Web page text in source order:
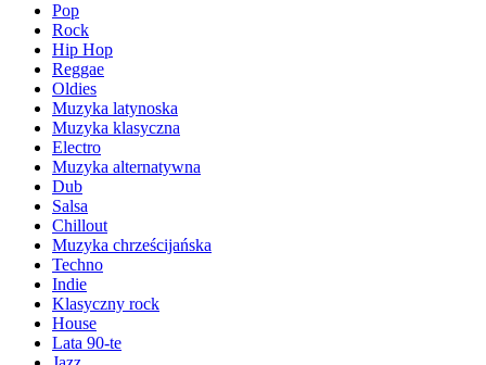
Pop
Rock
Hip Hop
Reggae
Oldies
Muzyka latynoska
Muzyka klasyczna
Electro
Muzyka alternatywna
Dub
Salsa
Chillout
Muzyka chrześcijańska
Techno
Indie
Klasyczny rock
House
Lata 90-te